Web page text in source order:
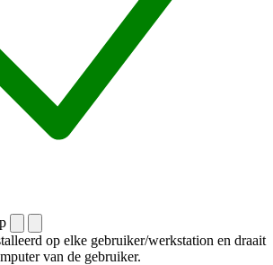
op elke gebruiker/werkstation en draait
van de gebruiker.